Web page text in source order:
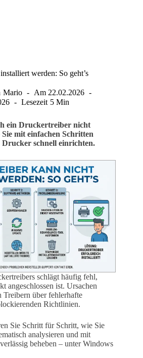
werden: So geht’s
Mario Am 22.02.2026
Lesezeit 5 Min
ein Druckertreiber nicht
mit einfachen Schritten
Drucker schnell einrichten.
schlägt häufig fehl,
angeschlossen ist. Ursachen
über fehlerhafte
Richtlinien.
Sie Schritt für Schritt, wie Sie
analysieren und mit
beheben – unter Windows